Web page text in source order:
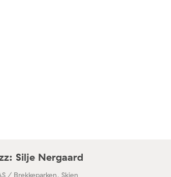
Silje Nergaard
/ Brekkeparken, Skien